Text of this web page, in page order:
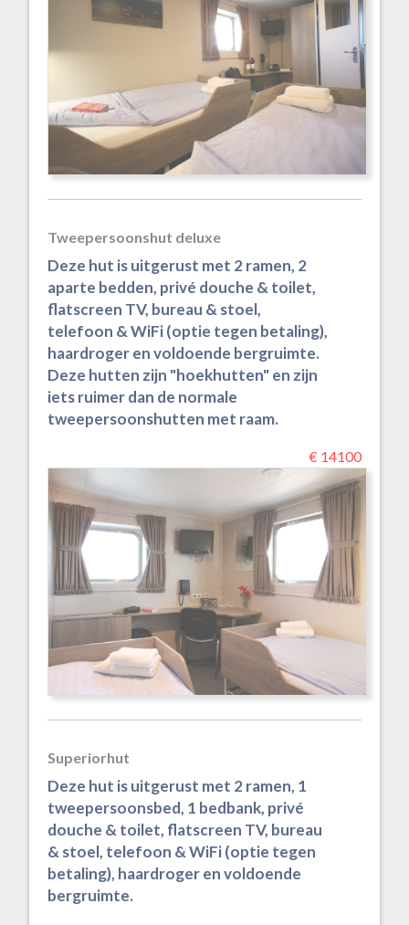
Tweepersoonshut deluxe
Deze hut is uitgerust met 2 ramen, 2
aparte bedden, privé douche & toilet,
flatscreen TV, bureau & stoel,
telefoon & WiFi (optie tegen betaling),
haardroger en voldoende bergruimte.
Deze hutten zijn "hoekhutten" en zijn
iets ruimer dan de normale
tweepersoonshutten met raam.
€ 14100
Superiorhut
Deze hut is uitgerust met 2 ramen, 1
tweepersoonsbed, 1 bedbank, privé
douche & toilet, flatscreen TV, bureau
& stoel, telefoon & WiFi (optie tegen
betaling), haardroger en voldoende
bergruimte.